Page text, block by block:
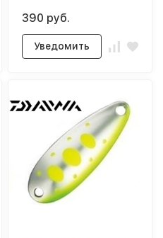
390 руб.
Уведомить